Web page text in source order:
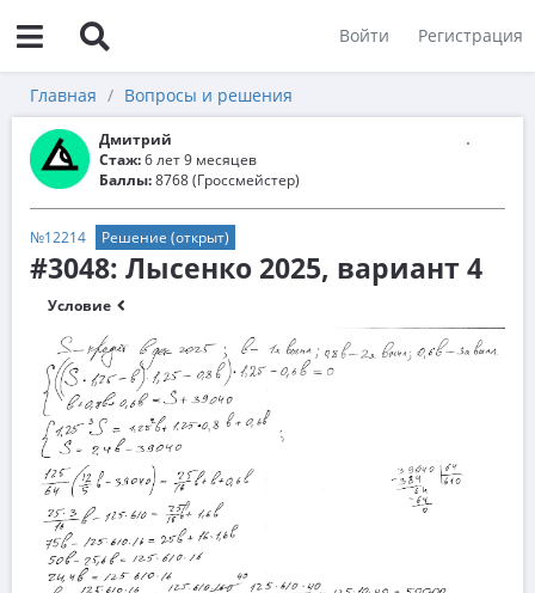
Войти Регистрация
Главная Вопросы и решения
Дмитрий
Стаж:6 лет 9 месяцев
Баллы:8768 (Гроссмейстер)
№12214 Решение (открыт)
#3048: Лысенко 2025, вариант 4
Условие